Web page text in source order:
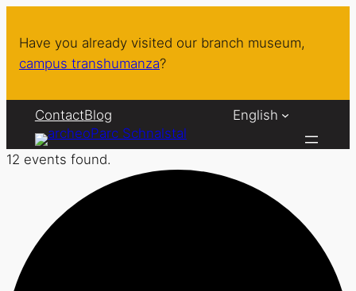
Have you already visited our branch museum,
campus transhumanza?
ContactBlog English
12 events found.